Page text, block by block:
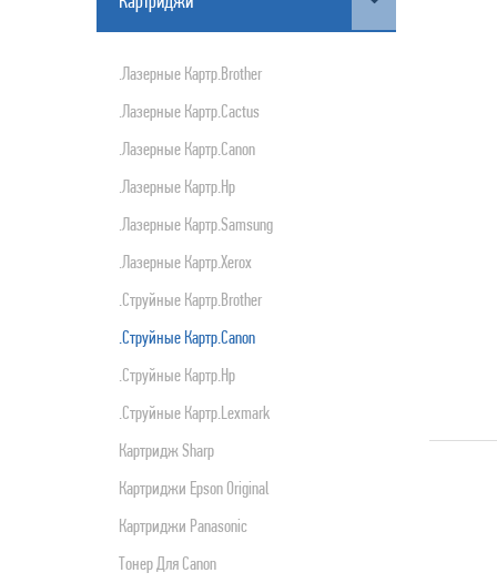
ПРОДУКТЫ APPLE
.лазерные Картр.brother
.лазерные Картр.cactus
.лазерные Картр.canon
.лазерные Картр.hp
.лазерные Картр.samsung
.лазерные Картр.xerox
.струйные Картр.brother
.струйные Картр.canon
.струйные Картр.hp
.струйные Картр.lexmark
Картридж Sharp
Картриджи Epson Original
Картриджи Panasonic
Тонер Для Canon